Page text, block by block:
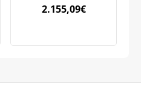
2.155,09€
Lesen Sie unsere